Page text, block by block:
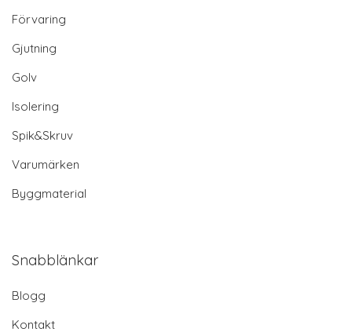
Förvaring
Gjutning
Golv
Isolering
Spik&Skruv
Varumärken
Byggmaterial
Snabblänkar
Blogg
Kontakt